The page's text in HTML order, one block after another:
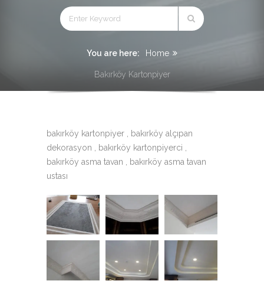
You are here: Home
Bakırköy Kartonpiyer
bakırköy kartonpiyer , bakırköy alçıpan
dekorasyon , bakırköy kartonpiyerci ,
bakırköy asma tavan , bakırköy asma tavan
ustası